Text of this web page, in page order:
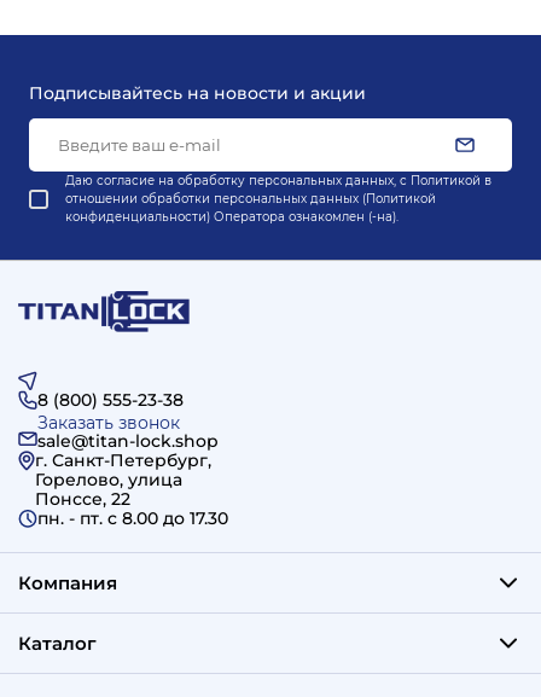
Подписывайтесь на новости и акции
Даю согласие на обработку персональных данных, с Политикой в
отношении обработки персональных данных (Политикой
конфиденциальности) Оператора ознакомлен (-на).
8 (800) 555-23-38
Заказать звонок
sale@titan-lock.shop
г. Санкт-Петербург,
Горелово, улица
Понссе, 22
пн. - пт. c 8.00 до 17.30
Компания
Каталог